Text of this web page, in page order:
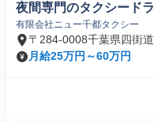
夜間専門のタクシード
有限会社ニュー千都タクシー
〒284-0008千葉県四街
月給25万円～60万円